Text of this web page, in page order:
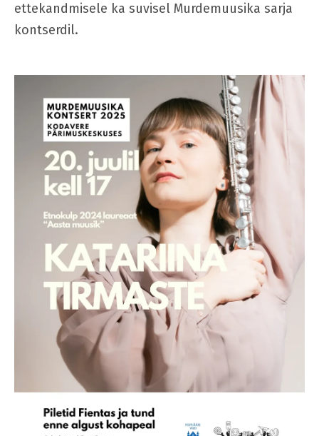
ettekandmisele ka suvisel Murdemuusika sarja
kontserdil.